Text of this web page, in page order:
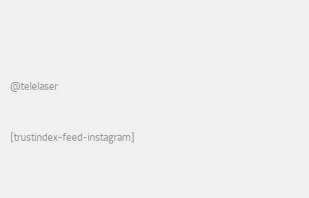
@telelaser
[trustindex-feed-instagram]